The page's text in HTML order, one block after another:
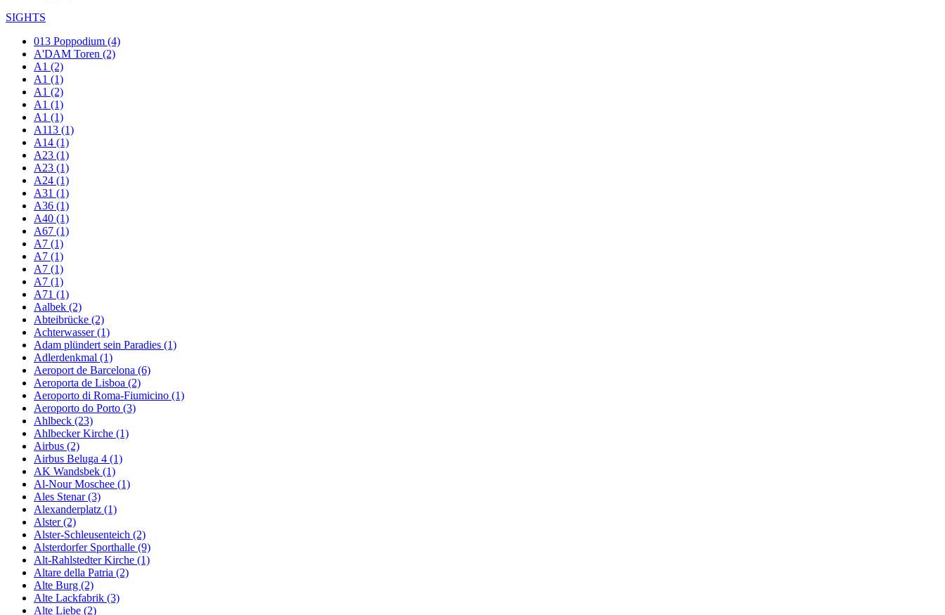
SIGHTS
013 Poppodium (4)
A'DAM Toren (2)
A1 (2)
A1 (1)
A1 (2)
A1 (1)
A1 (1)
A113 (1)
A14 (1)
A23 (1)
A23 (1)
A24 (1)
A31 (1)
A36 (1)
A40 (1)
A67 (1)
A7 (1)
A7 (1)
A7 (1)
A7 (1)
A71 (1)
Aalbek (2)
Abteibrücke (2)
Achterwasser (1)
Adam plündert sein Paradies (1)
Adlerdenkmal (1)
Aeroport de Barcelona (6)
Aeroporta de Lisboa (2)
Aeroporto di Roma-Fiumicino (1)
Aeroporto do Porto (3)
Ahlbeck (23)
Ahlbecker Kirche (1)
Airbus (2)
Airbus Beluga 4 (1)
AK Wandsbek (1)
Al-Nour Moschee (1)
Ales Stenar (3)
Alexanderplatz (1)
Alster (2)
Alster-Schleusenteich (2)
Alsterdorfer Sporthalle (9)
Alt-Rahlstedter Kirche (1)
Altare della Patria (2)
Alte Burg (2)
Alte Lackfabrik (3)
Alte Liebe (2)